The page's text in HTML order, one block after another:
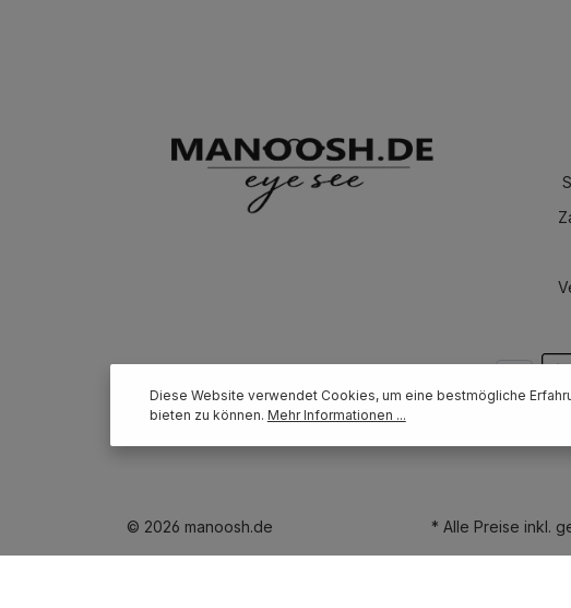
© 2026 manoosh.de * Alle Preise inkl.
Diese Website verwendet Cookies, um eine bestmögliche
bieten zu können. Mehr Informationen ...